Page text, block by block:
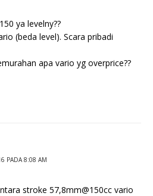
ya levelny??
(beda level). Scara pribadi
apa vario yg overprice??
PADA 8:08 AM
stroke 57,8mm@150cc vario